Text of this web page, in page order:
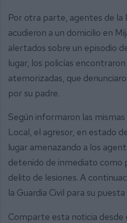
Por otra parte, agentes de la
acudieron a un domicilio en
alertados sobre un episodio
lugar, los policías
atemorizadas, que
por su padre.
Según informaron las
Local, el agresor, en estado
lugar amenazando a los
detenido de inmediato como
delito de lesiones. A
la Guardia Civil para su
Comparte esta noticia desde